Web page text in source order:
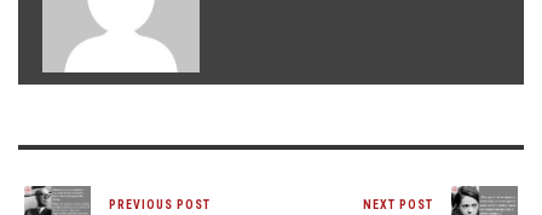
PREVIOUS POST NEXT POST